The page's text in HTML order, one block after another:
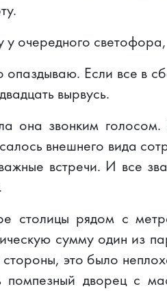
у очередного
опаздываю. Если все в
вырвусь.
она звонким
внешнего вида
встречи. И все
столицы рядом с
сумму один из
это было
дворец с